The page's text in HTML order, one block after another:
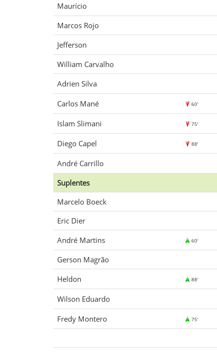
Maurício
Marcos Rojo
Jefferson
William Carvalho
Adrien Silva
Carlos Mané 60'
Islam Slimani 75'
Diego Capel 88'
André Carrillo
Suplentes
Marcelo Boeck
Eric Dier
André Martins
60'
Gerson Magrão
Heldon
88'
Wilson Eduardo
Fredy Montero 75'